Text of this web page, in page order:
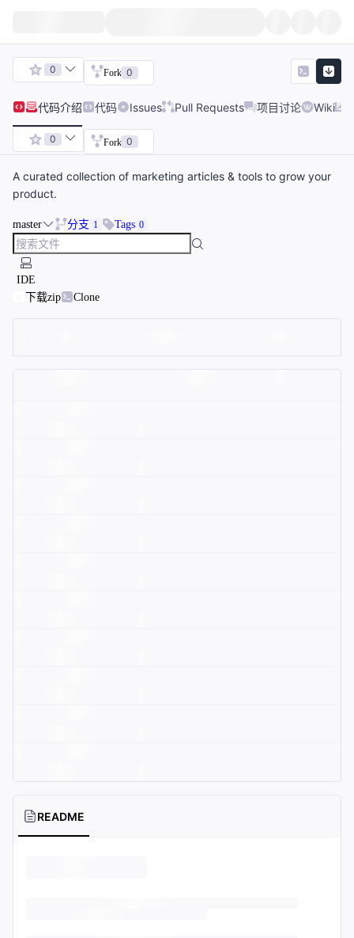
0 Fork 0
代码介绍 代码 Issues Pull Requests 项目讨论 Wiki
0 Fork 0
A curated collection of marketing articles & tools to grow your
product.
master 分支 1 Tags 0
IDE
下载zip
Clone
README